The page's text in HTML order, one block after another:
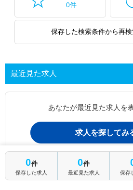
0件
保存した検索条件から再
最近見た求人
あなたが最近見た求人を
求人を探してみ
最近見た求人一覧ページから
お問い合わせが可能です。
0件
保存した求人
0件
最近見た求人 保存